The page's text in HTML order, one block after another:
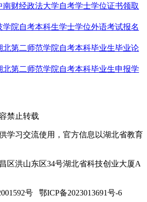
南财经政法大学自考学士学位证书领取
学院自考本科生学士学位外语考试报名
北第二师范学院自考本科毕业生毕业论
北第二师范学院自考本科毕业生申报学
禁止转载
学习交流使用，官方信息以湖北省教育
区洪山东区34号湖北省科技创业大厦A
号 鄂ICP备2023013691号-6